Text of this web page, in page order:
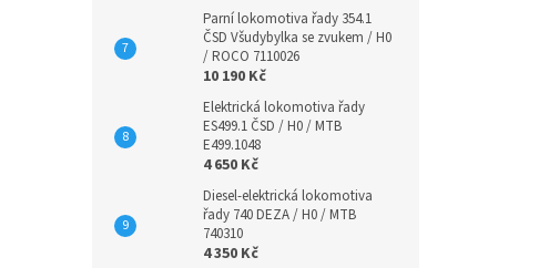
Parní lokomotiva řady 354.1
ČSD Všudybylka se zvukem / H0
/ ROCO 7110026
10 190 Kč
Elektrická lokomotiva řady
ES499.1 ČSD / H0 / MTB
E499.1048
4 650 Kč
Diesel-elektrická lokomotiva
řady 740 DEZA / H0 / MTB
740310
4 350 Kč